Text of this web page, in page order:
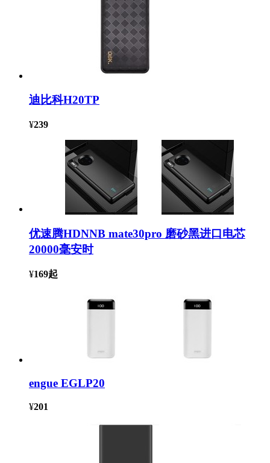
迪比科H20TP
¥239
优速腾HDNNB mate30pro 磨砂黑进口电芯
20000毫安时
¥169起
engue EGLP20
¥201